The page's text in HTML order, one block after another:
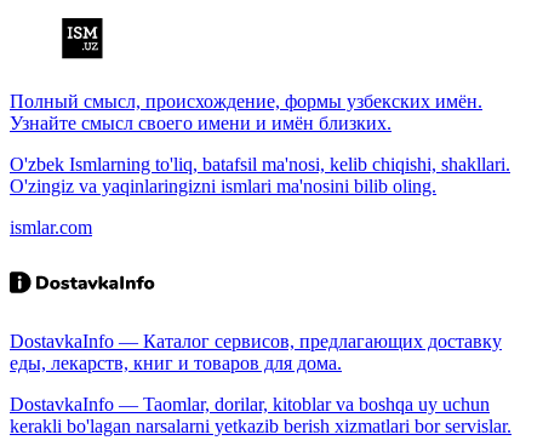
Полный смысл, происхождение, формы узбекских имён.
Узнайте смысл своего имени и имён близких.
O'zbek Ismlarning to'liq, batafsil ma'nosi, kelib chiqishi, shakllari.
O'zingiz va yaqinlaringizni ismlari ma'nosini bilib oling.
ismlar.com
DostavkaInfo — Каталог сервисов, предлагающих доставку
еды, лекарств, книг и товаров для дома.
DostavkaInfo — Taomlar, dorilar, kitoblar va boshqa uy uchun
kerakli bo'lagan narsalarni yetkazib berish xizmatlari bor servislar.